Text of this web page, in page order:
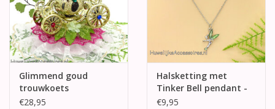
Glimmend goud
trouwkoets
taarttopper
€28,95
Halsketting met
Tinker Bell pendant -
groen
€9,95